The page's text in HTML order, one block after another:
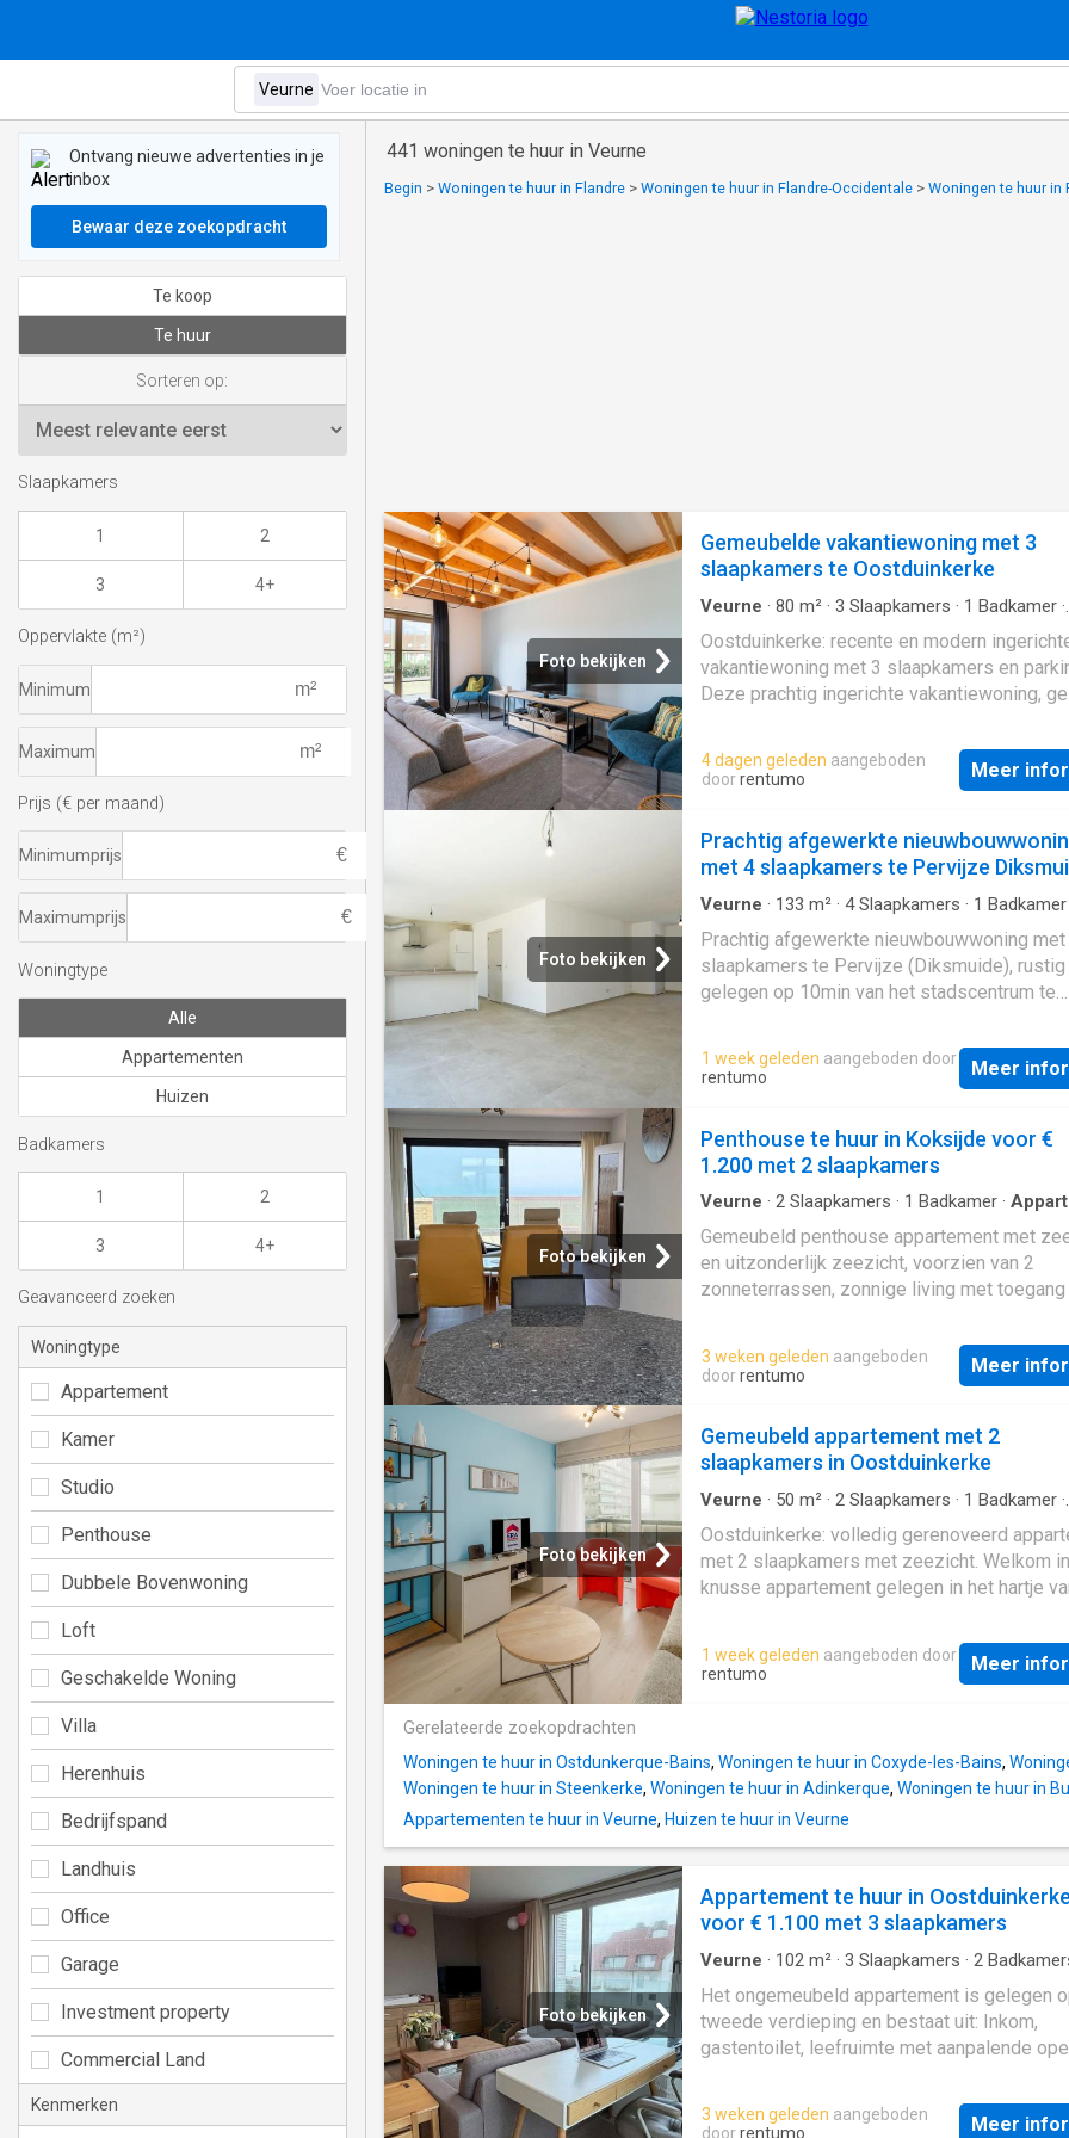
441 woningen te huur in Veurne
Begin > Woningen te huur in Flandre > Woningen te huur in Flandre-Occidentale > Woningen te huur in
Foto bekijken
Gemeubelde vakantiewoning met 3
slaapkamers te Oostduinkerke
Veurne · 80 m² · 3 Slaapkamers · 1 Badkamer ·
IUitgeruste keuken
Oostduinkerke: recente en modern
vakantiewoning met 3 slaapkamers en
Deze prachtig ingerichte vakantiewoning,
mooie tuin, met ruim terras aan de
bijhorende privéparking. Indeling:
woonkamer met open ingerichte keuken,
terras, tuin, berging met plaats voor fietsen.
verdieping: 2 slaapkamers elke met 2
bedden. GEEN DOMICILIE MOGELIJK IN
VAKANTIEDOMEIN ! Troeven: zonnig
privétuin zonnepanelen zorgen voor laag
energieverbruik privéparking aan de woning
informatie ? Contacteer Lorenzo Cuyle via
4 dagen geleden aangeboden
doorrentumo Meer
Foto bekijken
Prachtig afgewerkte
met 4 slaapkamers te Pervijze
Veurne · 133 m² · 4Slaapkamers · 1 Badkamer
Parkeerplaats
Prachtig afgewerkte nieuwbouwwoning met
slaapkamers te Pervijze (Diksmuide), rustig
gelegen op 10min van het stadscentrum te
oprit E-40. Het gelijkvloers bestaat uit een
met trap naar het verdiep, lichtrijke living
ingerichte keuken, berging, apart toilet en
slaapkamers, een badkamer voorzien van
ligbad en lavabo met kolomkasten en apart
Gezellige zuidgerichte achtertuin met
zal nog voorzien worden van tuinhuis).
huurprijs: 1075 euro. Beschikbaar vanaf 01
september. EPC: A klasse. (Ref. NI27692)
1 week geleden aangeboden door
rentumo
Meer
Foto bekijken
Penthouse te huur in Koksijde voor €
1.200 met 2 slaapkamers
Veurne · 2 Slaapkamers · 1 Badkamer ·
Gemeubeld penthouse appartement met
en uitzonderlijk zeezicht, voorzien van 2
zonneterrassen, zonnige living met
toestellen waaronder vaatwas en
slaapkamers waarvan een met toegang tot
douche
3 weken geleden aangeboden
doorrentumo Meer
Foto bekijken
Gemeubeld appartement met 2
slaapkamers in Oostduinkerke
Veurne · 50 m² · 2 Slaapkamers · 1 Badkamer ·
Oostduinkerke: volledig gerenoveerd
met 2 slaapkamers met zeezicht. Welkom
knusse appartement gelegen in het hartje
voorzien van alle nodige comfort, biedt dit
appartement u wat nodig is om te genieten
één van de talrijke terrasjes in de buurt?
stress om een parkeerplaats te vinden, uw
parkeert u op de privatieve plaats op de
Indeling: Woonkamer met terras met
badkamer met douche, slaapkamer 1: 2 pers.
slaapkamer 2: stapelbed, parkeerplaats.
volledig gerenoveerd zijdelings zeezicht
Contacteer Lorenzo Cuyle via 058/22 22
1 week geleden aangeboden door
rentumo
Meer
Gerelateerde zoekopdrachten
Woningen te huur in Ostdunkerque-Bains, Woningen te huur in Coxyde-les-Bains,
Woningen te huur in Steenkerke, Woningen te huur in Adinkerque, Woningen te huur in
Appartementen te huur in Veurne, Huizen te huur in Veurne
Foto bekijken
Appartement te huur in Oostduinkerke
voor € 1.100 met 3 slaapkamers
Veurne · 102 m² · 3 Slaapkamers · 2
Parkeerplaats
Het ongemeubeld appartement is gelegen
tweede verdieping en bestaat uit: Inkom,
gastentoilet, leefruimte met aanpalende
douche, toilet en aangenaam balkon.
syndic: 120€/maand (inclusief verbruik
3 weken geleden aangeboden
doorrentumo Meer
Ontvang nieuwe advertenties in je
inbox
Bewaar deze zoekopdracht
Te koop
Te huur
Sorteren op:
Slaapkamers
1 2
3 4+
Oppervlakte (m²)
Minimum
Maximum
Prijs (€ per maand)
Minimumprijs
Maximumprijs
Woningtype
Alle
Appartementen
Huizen
Badkamers
1 2
3 4+
Geavanceerd zoeken
Woningtype
Appartement
Kamer
Studio
Penthouse
Dubbele Bovenwoning
Loft
Geschakelde Woning
Villa
Herenhuis
Bedrijfspand
Landhuis
Office
Garage
Investment property
Commercial Land
Kenmerken